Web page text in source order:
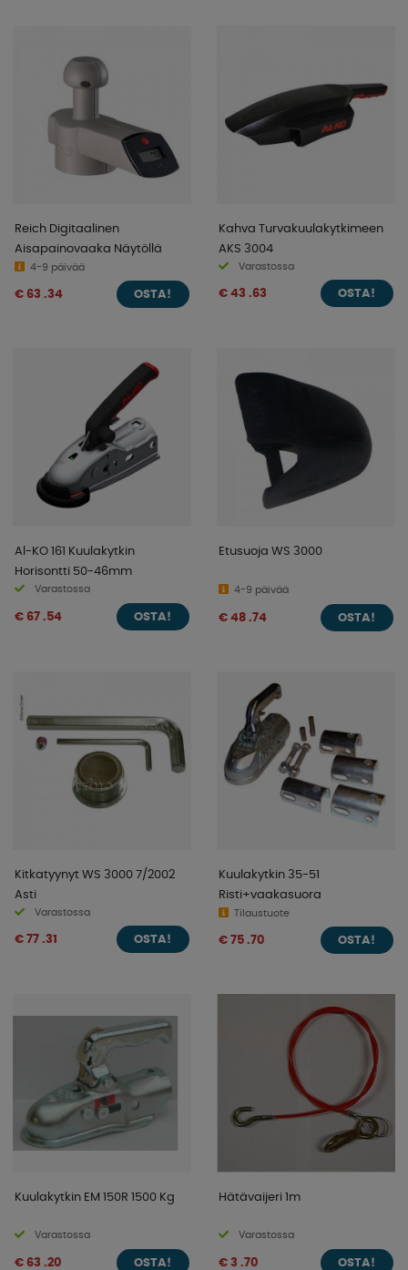
Reich Digitaalinen
Aisapainovaaka Näytöllä
4-9 päivää
€ 63 .34 OSTA!
Kahva Turvakuulakytkimeen
AKS 3004
Varastossa
€ 43 .63 OSTA!
Al-KO 161 Kuulakytkin
Horisontti 50-46mm
Varastossa
€ 67 .54 OSTA!
Etusuoja WS 3000
4-9 päivää
€ 48 .74 OSTA!
Kitkatyynyt WS 3000 7/2002
Asti
Varastossa
€ 77 .31 OSTA!
Kuulakytkin 35-51
Risti+vaakasuora
Tilaustuote
€ 75 .70 OSTA!
Kuulakytkin EM 150R 1500 Kg
Varastossa
€ 63 .20 OSTA!
Hätävaijeri 1m
Varastossa
€ 3 .70 OSTA!